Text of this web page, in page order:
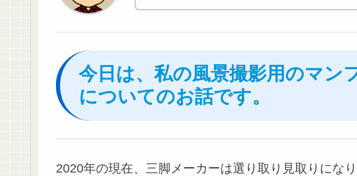
今日は、私の風景撮影用のマン
についてのお話です。
2020年の現在、三脚メーカーは選り取り見取りにな